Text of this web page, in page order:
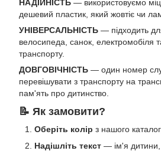
НАДІЙНІСТЬ — використовуємо
дешевий пластик, який жовтіє чи
УНІВЕРСАЛЬНІСТЬ — підходить
велосипеда, санок, електромобіля
транспорту.
ДОВГОВІЧНІСТЬ — один номер
перевішувати з транспорту на
пам'ять про дитинство.
📝 Як замовити?
Оберіть колір з нашого
Надішліть текст — ім'я